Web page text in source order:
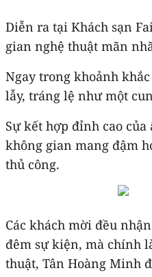
Diễn ra tại Khách sạn
gian nghệ thuật mãn
Ngay trong khoảnh
lẫy, tráng lệ như một
Sự kết hợp đỉnh cao
không gian mang đậm
thủ công.
Các khách mời đều
đêm sự kiện, mà chính
thuật, Tân Hoàng Minh